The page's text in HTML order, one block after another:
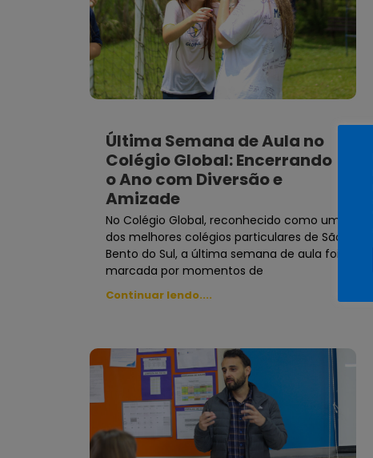
Última Semana de Aula no
Colégio Global: Encerrando
o Ano com Diversão e
Amizade
No Colégio Global, reconhecido como um
dos melhores colégios particulares de São
Bento do Sul, a última semana de aula foi
marcada por momentos de
Continuar lendo....